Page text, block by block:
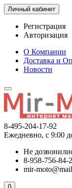
Личный кабинет
Регистрация
Авторизация
О Компании
Доставка и
Новости
8-495-204-17-92
Ежедневно, с 9:00
Не
8-958-756-84-
mir-